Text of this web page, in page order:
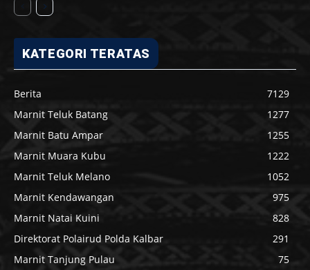
KATEGORI TERATAS
Berita
7129
Marnit Teluk Batang
1277
Marnit Batu Ampar
1255
Marnit Muara Kubu
1222
Marnit Teluk Melano
1052
Marnit Kendawangan
975
Marnit Natai Kuini
828
Direktorat Polairud Polda Kalbar
291
Marnit Tanjung Pulau
75